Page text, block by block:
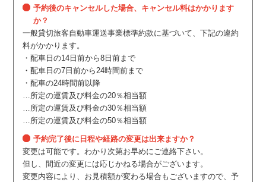
予約後のキャンセルした場合、キャンセル料はかかります
か？
一般貸切旅客自動車運送事業標準約款に基づいて、下記の違約
料がかかります。
・配車日の14日前から8日前まで
・配車日の7日前から24時間前まで
・配車の24時間前以降
…所定の運賃及び料金の20％相当額
…所定の運賃及び料金の30％相当額
…所定の運賃及び料金の50％相当額
予約完了後に日程や経路の変更は出来ますか？
変更は可能です。わかり次第お早めにご連絡下さい。
但し、間近の変更には応じかねる場合がございます。
変更内容により、お見積額が変わる場合もございますので、予